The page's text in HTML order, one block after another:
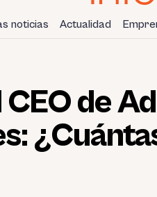
noticias Actualidad
CEO de